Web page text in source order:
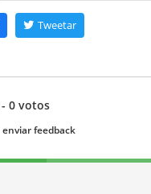
Tweetar
0 votos
feedback